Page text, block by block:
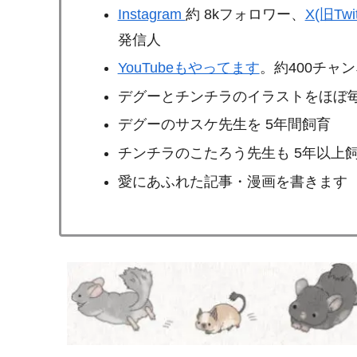
Instagram 約 8kフォロワー、 X(旧
発信人
YouTubeもやってます。約400チャ
デグーとチンチラのイラストをほぼ
デグーのサスケ先生を 5年間飼育
チンチラのこたろう先生も 5年以上
愛にあふれた記事・漫画を書きます